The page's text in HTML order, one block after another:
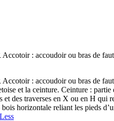
: accoudoir ou bras de
: accoudoir ou bras de
et la ceinture. Ceinture :
des traverses en X ou en H qui
horizontale reliant les pieds
Less